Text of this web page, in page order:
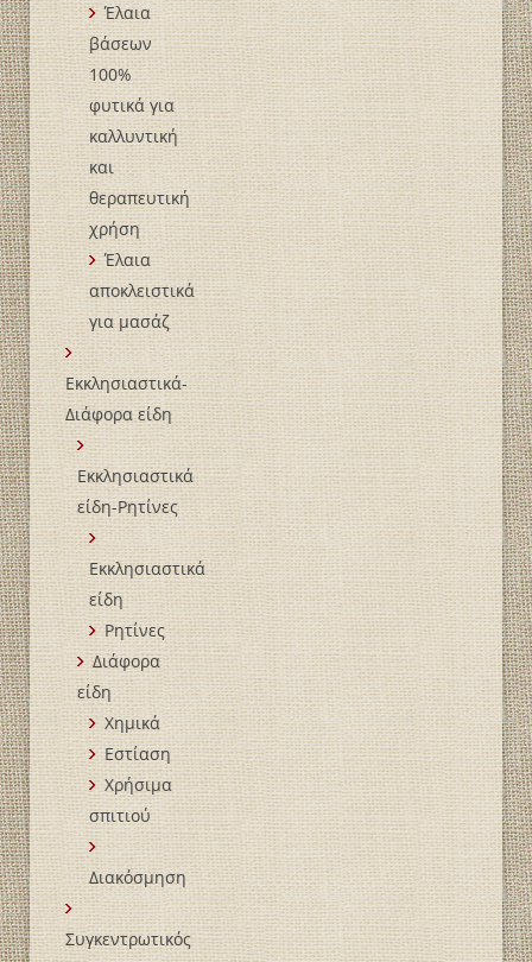
Έλαια
βάσεων
100%
φυτικά για
καλλυντική
και
θεραπευτική
χρήση
Έλαια
αποκλειστικά
για μασάζ
Εκκλησιαστικά-
Διάφορα είδη
Εκκλησιαστικά
είδη-Ρητίνες
Εκκλησιαστικά
είδη
Ρητίνες
Διάφορα
είδη
Χημικά
Εστίαση
Χρήσιμα
σπιτιού
Διακόσμηση
Συγκεντρωτικός